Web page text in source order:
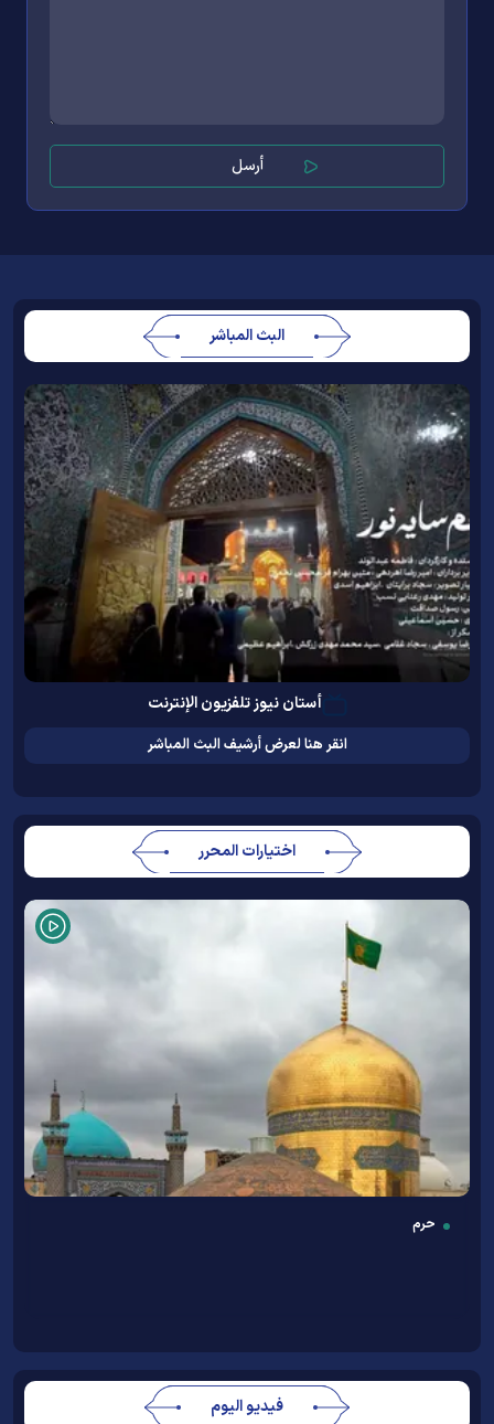
البث المباشر
أستان نيوز تلفزيون الإنترنت
انقر هنا لعرض أرشيف البث المباشر
اختيارات المحرر
حرم
فيديو اليوم